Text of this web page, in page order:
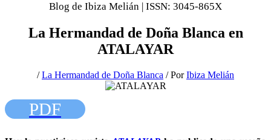
Blog de Ibiza Melián | ISSN: 3045-865X
La Hermandad de Doña Blanca en
ATALAYAR
/La Hermandad de Doña Blanca / PorIbiza Melián
PDF